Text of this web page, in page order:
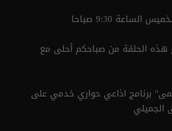
9:30 صباحا
هذه الحلقة من صباحكم أحلى مع
برنامج اذاعي حواري خدمي على